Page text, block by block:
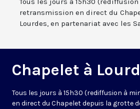
retransmission en direct du
Lourdes, en partenariat avec les
Chapelet à
Tous les jours à 15h30 (rediffusion à
en direct du Chapelet depuis la grotte